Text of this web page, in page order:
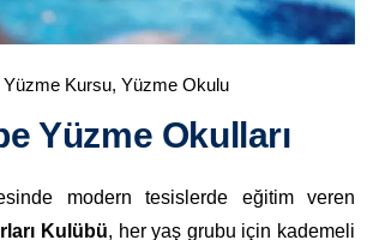
Yüzme Kursu, Yüzme Okulu
Yüzme Okulları
modern tesislerde eğitim veren
Kulübü, her yaş grubu için kademeli